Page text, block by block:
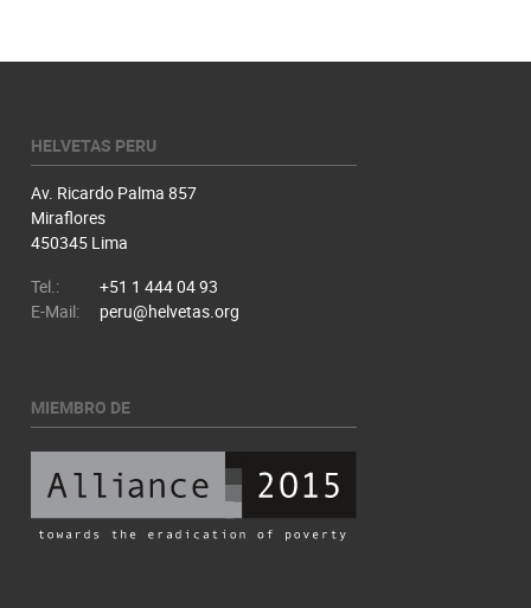
HELVETAS PERU
Av. Ricardo Palma 857
Miraflores
450345 Lima
Tel.:
+51 1 444 04 93
E-Mail:
peru@helvetas.org
MIEMBRO DE